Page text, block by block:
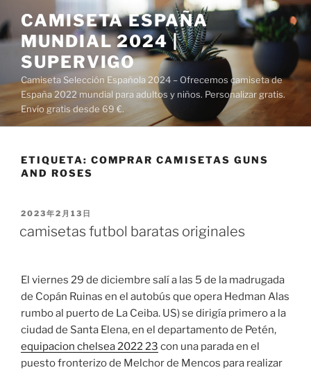
al
contenido
CAMISETA ESPAÑA
MUNDIAL 2024 |
SUPERVIGO
Camiseta Selección Española 2024 – Ofrecemos camiseta de
España 2022 mundial para adultos y niños. Personalizar gratis.
Envío gratis desde 69 €.
ETIQUETA: COMPRAR CAMISETAS GUNS
AND ROSES
PUBLICADO
2023年2月13日
camisetas futbol baratas originales
El viernes 29 de diciembre salí a las 5 de la madrugada
de Copán Ruinas en el autobús que opera Hedman Alas
rumbo al puerto de La Ceiba. US) se dirigía primero a la
ciudad de Santa Elena, en el departamento de Petén,
equipacion chelsea 2022 23 con una parada en el
puesto fronterizo de Melchor de Mencos para realizar